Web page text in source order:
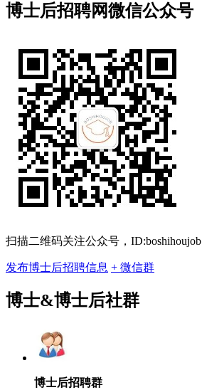
博士后招聘网微信公众号
扫描二维码关注公众号，ID:boshihoujob
发布博士后招聘信息 + 微信群
博士&博士后社群
博士后招聘群